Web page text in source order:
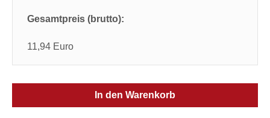
Gesamtpreis (brutto):
11,94 Euro
In den Warenkorb